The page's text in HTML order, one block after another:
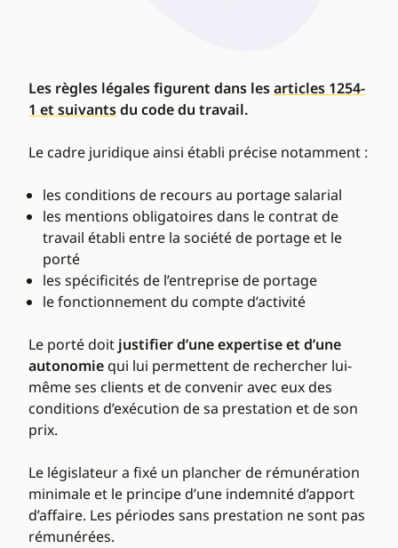
Les règles légales figurent dans lesarticles 1254-
1 et suivantsdu code du travail.
Le cadre juridique ainsi établi précise notamment :
les conditions de recours au portage salarial
les mentions obligatoires dans le contrat de
travail établi entre la société de portage et le
porté
les spécificités de l’entreprise de portage
le fonctionnement du compte d’activité
Le porté doit justifier d’une expertise et d’une
autonomiequi lui permettent de rechercher lui-
même ses clients et de convenir avec eux des
conditions d’exécution de sa prestation et de son
prix.
Le législateur a fixé un plancher de rémunération
minimale et le principe d’une indemnité d’apport
d’affaire. Les périodes sans prestation ne sont pas
rémunérées.